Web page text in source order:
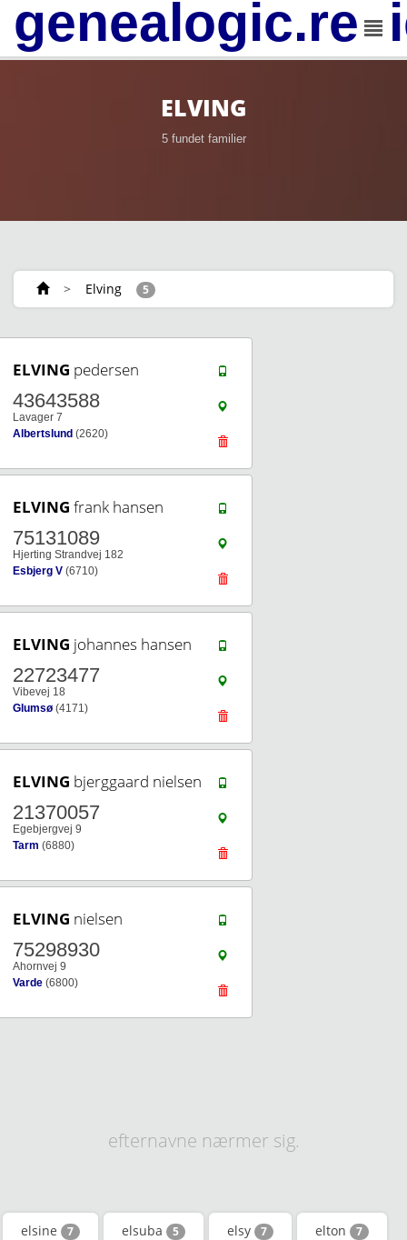
ELVING
5 fundet familier
> Elving 5
ELVING pedersen
43643588
Lavager 7
Albertslund (2620)
ELVING frank hansen
75131089
Hjerting Strandvej 182
Esbjerg V (6710)
ELVING johannes hansen
22723477
Vibevej 18
Glumsø (4171)
ELVING bjerggaard nielsen
21370057
Egebjergvej 9
Tarm (6880)
ELVING nielsen
75298930
Ahornvej 9
Varde (6800)
efternavne nærmer sig.
elsine 7 elsuba 5 elsy 7 elton 7